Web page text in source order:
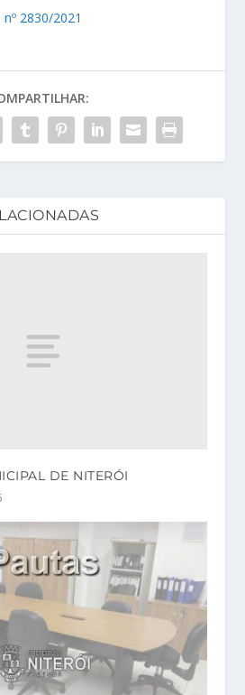
2830/2021
DE NITERÓI